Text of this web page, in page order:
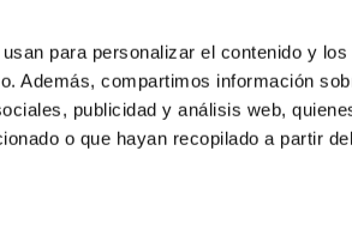
para personalizar el contenido y
Además, compartimos información
publicidad y análisis web,
o que hayan recopilado a partir